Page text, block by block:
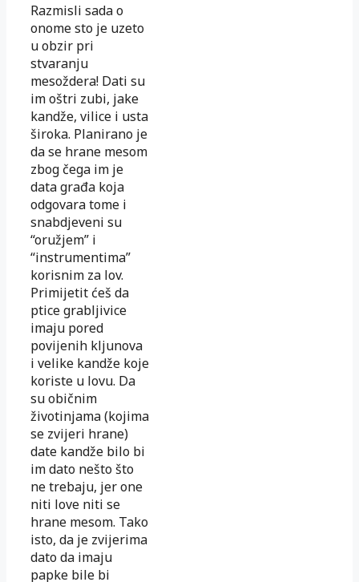
Razmisli sada o
onome sto je uzeto
u obzir pri
stvaranju
mesoždera! Dati su
im oštri zubi, jake
kandže, vilice i usta
široka. Planirano je
da se hrane mesom
zbog čega im je
data građa koja
odgovara tome i
snabdjeveni su
“oružjem” i
“instrumentima”
korisnim za lov.
Primijetit ćeš da
ptice grabljivice
imaju pored
povijenih kljunova
i velike kandže koje
koriste u lovu. Da
su običnim
životinjama (kojima
se zvijeri hrane)
date kandže bilo bi
im dato nešto što
ne trebaju, jer one
niti love niti se
hrane mesom. Tako
isto, da je zvijerima
dato da imaju
papke bile bi